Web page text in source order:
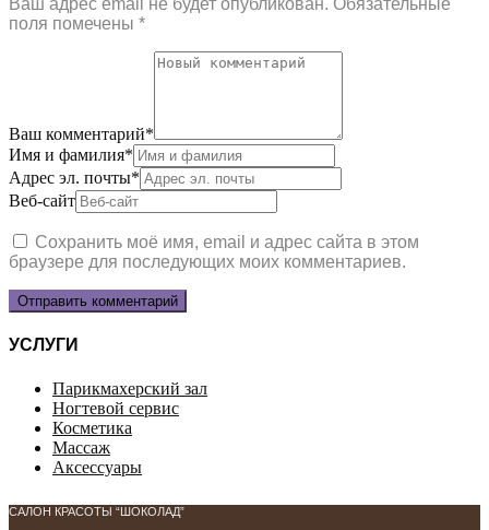
Ваш адрес email не будет опубликован. Обязательные
поля помечены *
Ваш комментарий*
Имя и фамилия*
Адрес эл. почты*
Веб-сайт
Сохранить моё имя, email и адрес сайта в этом
браузере для последующих моих комментариев.
УСЛУГИ
Парикмахерский зал
Ногтевой сервис
Косметика
Массаж
Аксессуары
САЛОН КРАСОТЫ “ШОКОЛАД”